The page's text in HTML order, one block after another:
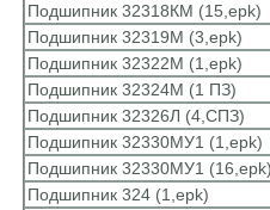
Подшипник 32318КМ (15,epk)
Подшипник 32319М (3,epk)
Подшипник 32322М (1,epk)
Подшипник 32324М (1 ПЗ)
Подшипник 32326Л (4,СПЗ)
Подшипник 32330МУ1 (1,epk)
Подшипник 32330МУ1
Подшипник 324 (1,epk)